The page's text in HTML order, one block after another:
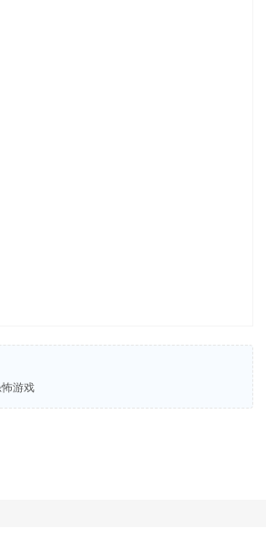
游戏